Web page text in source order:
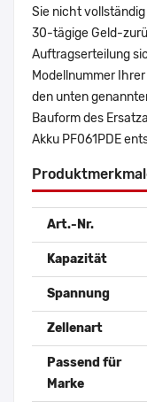
Sie nicht
30-tägige Geld-
Auftragserteilung
Modellnummer
den unten
Bauform des
Akku PF061PDE
Art.-Nr.
Kapazität
Spannung
Zellenart
Passend für
Marke